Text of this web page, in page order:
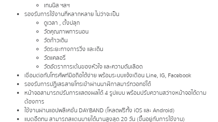
เทนนิส ฯลฯ
รองรับการใช้งานที่หลากหลาย ไม่ว่าจะเป็น
ดูเวลา , ตั้งปลุก
วัดคุณภาพการนอน
วัดก้าวเดิน
วัดระยะทางการวิ่ง และเดิน
วัดแคลอรี่
วัดอัตราการเต้นของหัวใจ และความดันเลือด
เชื่อมต่อกับโทรศัพท์มือถือได้ง่าย พร้อมระบบแจ้งเตือน Line, IG, Facebook
รองรับการปฏิเสธสายโทรเข้าผ่านนาฬิกาสมาร์ทวอทช์ได้
หน้าจอสามารถปรับการแสดงผลได้ 4 รูปแบบ พร้อมปรับความสว่างหน้าจอได้ตาม
ต้องการ
ใช้งานผ่านแอปพลิเคชั่น DAYBAND (โหลดฟรีทั้ง iOS และ Android)
แบตอึดทน สามารถสแตนบายได้นานสูงสุด 20 วัน (ขึ้นอยู่กับการใช้งาน)